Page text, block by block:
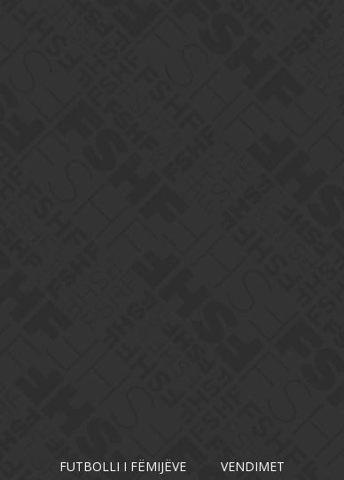
FUTBOLLI I FËMIJËVE VENDIMET